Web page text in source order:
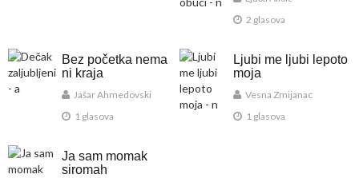
2 glasova
Bez početka nema
ni kraja
Jašar Ahmedovski
1 glasova
Ljubi me ljubi lepoto
moja
Vesna Zmijanac
1 glasova
Ja sam momak
siromah